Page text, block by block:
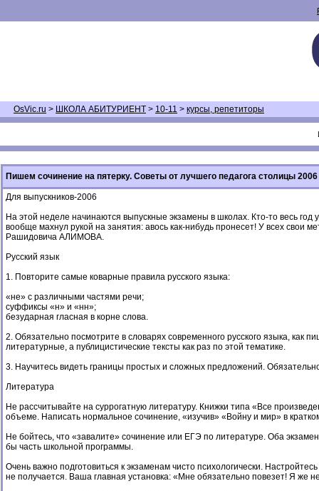
OsVic.ru > ШКОЛА АБИТУРИЕНТ > 10-11 > курсы, репетиторы
Пишем сочинение на пятерку. Советы от лучшего педагога столицы
Для выпускников-2006
На этой неделе начинаются выпускные экзамены в школах. Кто-то весь
вообще махнул рукой на занятия: авось как-нибудь пронесет! У всех свои
Рашидовича АЛИМОВА.
Русский язык
1. Повторите самые коварные правила русского языка:
«не» с различными частями речи;
суффиксы «н» и «нн»;
безударная гласная в корне слова.
2. Обязательно посмотрите в словарях современного русского языка, как
литературные, а публицистические тексты как раз по этой тематике.
3. Научитесь видеть границы простых и сложных предложений.
Литература
Не рассчитывайте на суррогатную литературу. Книжки типа «Все
объеме. Написать нормальное сочинение, «изучив» «Войну и мир» в
Не бойтесь, что «завалите» сочинение или ЕГЭ по литературе. Оба
бы часть школьной программы.
Очень важно подготовиться к экзаменам чисто психологически.
не получается. Ваша главная установка: «Мне обязательно повезет! Я же